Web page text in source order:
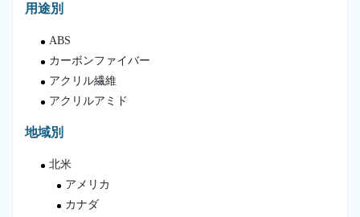
用途別
ABS
カーボンファイバー
アクリル繊維
アクリルアミド
地域別
北米
アメリカ
カナダ